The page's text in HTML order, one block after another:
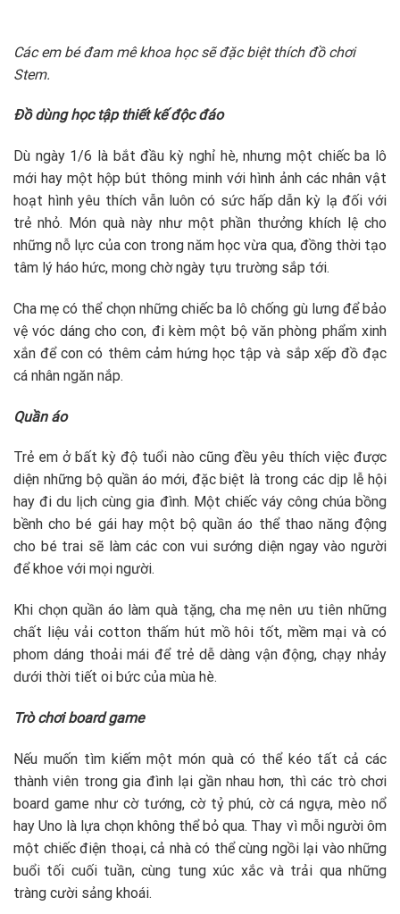
Các em bé đam mê khoa học sẽ đặc biệt thích đồ chơi
Stem.
Đồ dùng học tập thiết kế độc đáo
Dù ngày 1/6 là bắt đầu kỳ nghỉ hè, nhưng một chiếc ba lô
mới hay một hộp bút thông minh với hình ảnh các nhân vật
hoạt hình yêu thích vẫn luôn có sức hấp dẫn kỳ lạ đối với
trẻ nhỏ. Món quà này như một phần thưởng khích lệ cho
những nỗ lực của con trong năm học vừa qua, đồng thời tạo
tâm lý háo hức, mong chờ ngày tựu trường sắp tới.
Cha mẹ có thể chọn những chiếc ba lô chống gù lưng để bảo
vệ vóc dáng cho con, đi kèm một bộ văn phòng phẩm xinh
xắn để con có thêm cảm hứng học tập và sắp xếp đồ đạc
cá nhân ngăn nắp.
Quần áo
Trẻ em ở bất kỳ độ tuổi nào cũng đều yêu thích việc được
diện những bộ quần áo mới, đặc biệt là trong các dịp lễ hội
hay đi du lịch cùng gia đình. Một chiếc váy công chúa bồng
bềnh cho bé gái hay một bộ quần áo thể thao năng động
cho bé trai sẽ làm các con vui sướng diện ngay vào người
để khoe với mọi người.
Khi chọn quần áo làm quà tặng, cha mẹ nên ưu tiên những
chất liệu vải cotton thấm hút mồ hôi tốt, mềm mại và có
phom dáng thoải mái để trẻ dễ dàng vận động, chạy nhảy
dưới thời tiết oi bức của mùa hè.
Trò chơi board game
Nếu muốn tìm kiếm một món quà có thể kéo tất cả các
thành viên trong gia đình lại gần nhau hơn, thì các trò chơi
board game như cờ tướng, cờ tỷ phú, cờ cá ngựa, mèo nổ
hay Uno là lựa chọn không thể bỏ qua. Thay vì mỗi người ôm
một chiếc điện thoại, cả nhà có thể cùng ngồi lại vào những
buổi tối cuối tuần, cùng tung xúc xắc và trải qua những
tràng cười sảng khoái.